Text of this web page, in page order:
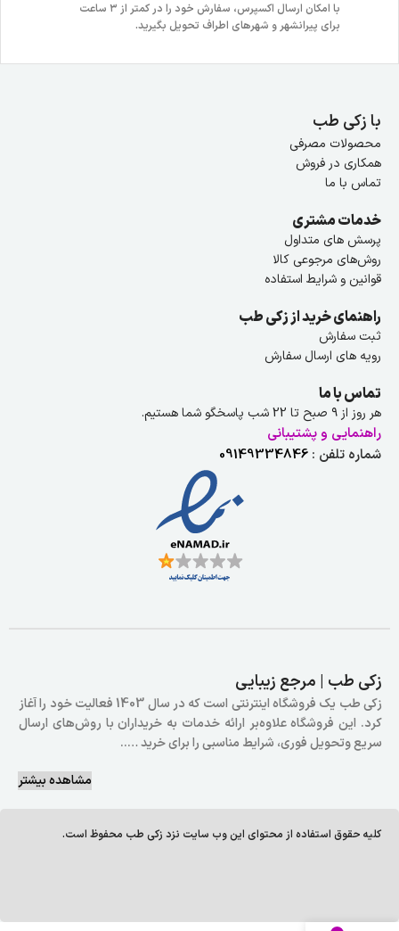
با امکان ارسال اکسپرس، سفارش خود را در کمتر از ۳ ساعت
برای پیرانشهر و شهرهای اطراف تحویل بگیرید.
با زکی طب
محصولات مصرفی
همکاری در فروش
تماس با ما
خدمات مشتری
پرسش های متداول
روش‌های مرجوعی کالا
قوانین و شرایط استفاده
راهنمای خرید از زکی طب
ثبت سفارش
رویه های ارسال سفارش
تماس با ما
هر روز از ۹ صبح تا 22 شب پاسخگو شما هستیم.
راهنمایی و پشتیبانی
شماره تلفن : 09149334846
زکی طب | مرجع زیبایی
زکی طب یک فروشگاه اینترنتی است که در سال 1403 فعالیت خود را آغاز
کرد. این فروشگاه علاوه‌بر ارائه خدمات به خریداران با روش‌های ارسال
سریع وتحویل فوری، شرایط مناسبی را برای خرید …..
مشاهده بیشتر
کلیه حقوق استفاده از محتوای این وب سایت نزد زکی طب محفوظ است.